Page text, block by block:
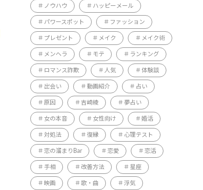
ノウハウ ハッピーメール
パワースポット ファッション
プレゼント メイク メイク術
メンヘラ モテ ランキング
ロマンス詐欺 人気 体験談
出会い 動画紹介 占い
原因 吉崎綾 夢占い
女の本音 女性向け 婚活
対処法 復縁 心理テスト
恋の溜まりBar 恋愛 恋活
手相 改善方法 星座
映画 歌・曲 浮気